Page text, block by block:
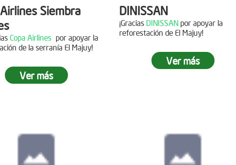
Siembra
Copa Airlines por apoyar la
de la serranía El Majuy!
en el Páramo
Ver más
DINISSAN
¡Gracias DINISSAN por apoyar la
reforestación de El Majuy!
Siembra en el páramo de
Sumapaz
Ver más